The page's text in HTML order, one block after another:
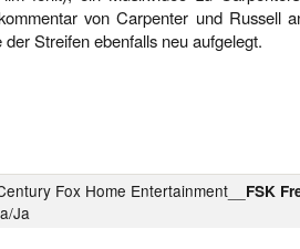
von Carpenter und Russell
der Streifen ebenfalls neu aufgelegt.
Fox Home Entertainment__ FSK
Ja